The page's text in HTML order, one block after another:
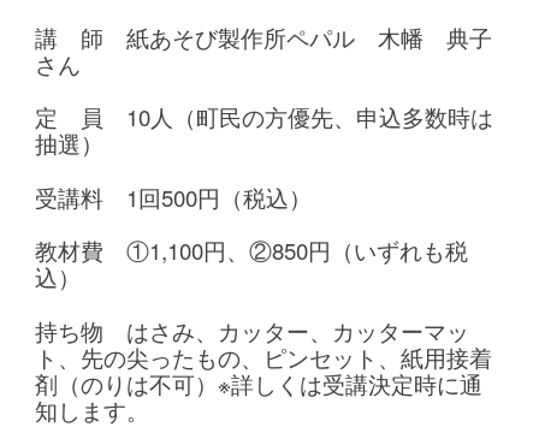
講 師 紙あそび製作所ペパル 木幡 典子
さん
定 員 10人（町民の方優先、申込多数時は
抽選）
受講料 1回500円（税込）
教材費 ①1,100円、②850円（いずれも税
込）
持ち物 はさみ、カッター、カッターマッ
ト、先の尖ったもの、ピンセット、紙用接着
剤（のりは不可）※詳しくは受講決定時に通
知します。